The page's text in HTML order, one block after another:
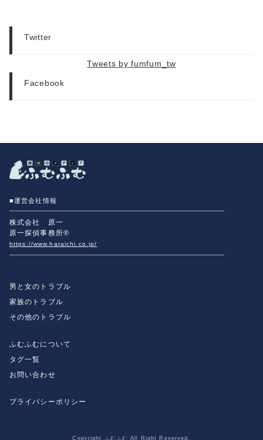
Twitter
Tweets by fumfum_tw
Facebook
■運営会社情報
株式会社 原一
原一探偵事務所®
https://www.haraichi.co.jp/
男と女のトラブル
家族のトラブル
その他のトラブル
ふむふむについて
タグ一覧
お問い合わせ
プライバシーポリシー
Copyright ふむふむ All Right Reserved.